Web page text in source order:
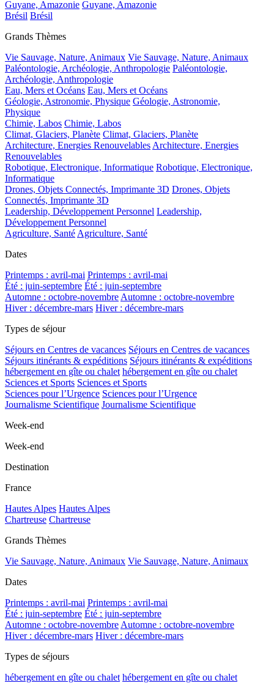
Guyane, Amazonie Guyane, Amazonie
Brésil Brésil
Grands Thèmes
Vie Sauvage, Nature, Animaux Vie Sauvage, Nature, Animaux
Paléontologie, Archéologie, Anthropologie Paléontologie,
Archéologie, Anthropologie
Eau, Mers et Océans Eau, Mers et Océans
Géologie, Astronomie, Physique Géologie, Astronomie,
Physique
Chimie, Labos Chimie, Labos
Climat, Glaciers, Planète Climat, Glaciers, Planète
Architecture, Energies Renouvelables Architecture, Energies
Renouvelables
Robotique, Electronique, Informatique Robotique, Electronique,
Informatique
Drones, Objets Connectés, Imprimante 3D Drones, Objets
Connectés, Imprimante 3D
Leadership, Développement Personnel Leadership,
Développement Personnel
Agriculture, Santé Agriculture, Santé
Dates
Printemps : avril-mai Printemps : avril-mai
Été : juin-septembre Été : juin-septembre
Automne : octobre-novembre Automne : octobre-novembre
Hiver : décembre-mars Hiver : décembre-mars
Types de séjour
Séjours en Centres de vacances Séjours en Centres de vacances
Séjours itinérants & expéditions Séjours itinérants & expéditions
hébergement en gîte ou chalet hébergement en gîte ou chalet
Sciences et Sports Sciences et Sports
Sciences pour l’Urgence Sciences pour l’Urgence
Journalisme Scientifique Journalisme Scientifique
Week-end
Week-end
Destination
France
Hautes Alpes Hautes Alpes
Chartreuse Chartreuse
Grands Thèmes
Vie Sauvage, Nature, Animaux Vie Sauvage, Nature, Animaux
Dates
Printemps : avril-mai Printemps : avril-mai
Été : juin-septembre Été : juin-septembre
Automne : octobre-novembre Automne : octobre-novembre
Hiver : décembre-mars Hiver : décembre-mars
Types de séjours
hébergement en gîte ou chalet hébergement en gîte ou chalet